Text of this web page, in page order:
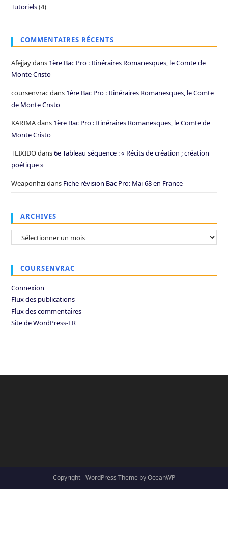
Tutoriels(4)
COMMENTAIRES RÉCENTS
Afejjaydans 1ère Bac Pro : Itinéraires Romanesques, le Comte de
Monte Cristo
coursenvracdans 1ère Bac Pro : Itinéraires Romanesques, le Comte
de Monte Cristo
KARIMAdans 1ère Bac Pro : Itinéraires Romanesques, le Comte de
Monte Cristo
TEIXIDOdans6e Tableau séquence : « Récits de création ; création
poétique »
Weaponhzidans Fiche révision Bac Pro: Mai 68 en France
ARCHIVES
Archives
COURSENVRAC
Connexion
Flux des publications
Flux des commentaires
Site de WordPress-FR
Copyright - WordPress Theme by OceanWP